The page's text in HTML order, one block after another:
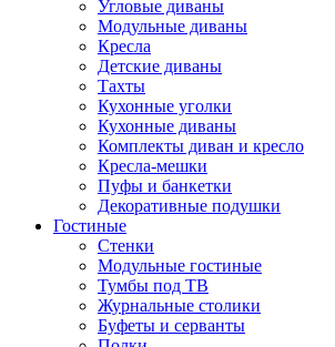
Угловые диваны
Модульные диваны
Кресла
Детские диваны
Тахты
Кухонные уголки
Кухонные диваны
Комплекты диван и кресло
Кресла-мешки
Пуфы и банкетки
Декоративные подушки
Гостиные
Стенки
Модульные гостиные
Тумбы под ТВ
Журнальные столики
Буфеты и серванты